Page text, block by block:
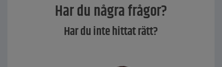
Har du några frågor?
Har du inte hittat rätt?